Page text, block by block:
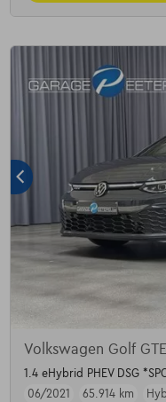
Volkswagen Golf GTE
1.4 eHybrid PHEV DSG
06/2021
65.914 km